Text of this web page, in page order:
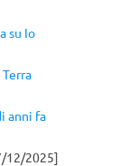
su Io
anni fa
12/2025]